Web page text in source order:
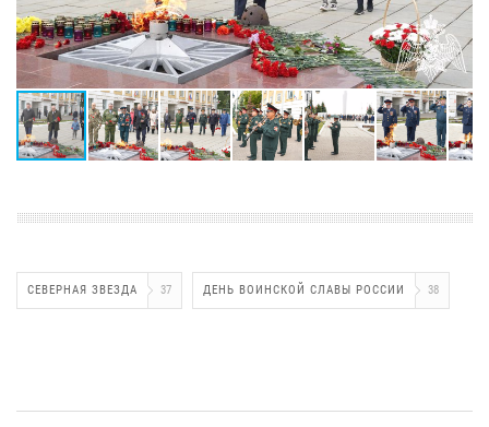
СЕВЕРНАЯ ЗВЕЗДА 37 ДЕНЬ ВОИНСКОЙ СЛАВЫ РОССИИ 38